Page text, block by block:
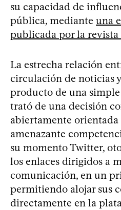
su capacidad de
pública, mediante una
publicada por la revista
La estrecha relación
circulación de noticias
producto de una
trató de una decisión
abiertamente orientada
amenazante
su momento Twitter,
los enlaces dirigidos a
comunicación, en un
permitiendo alojar sus
directamente en la